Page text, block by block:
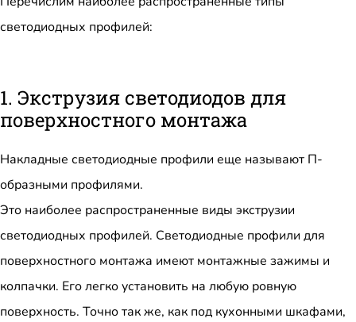
светодиодных профилей:
1. Экструзия светодиодов для
поверхностного монтажа
Накладные светодиодные профили еще называют П-
образными профилями.
Это наиболее распространенные виды экструзии
светодиодных профилей. Светодиодные профили для
поверхностного монтажа имеют монтажные зажимы и
колпачки. Его легко установить на любую ровную
поверхность. Точно так же, как под кухонными шкафами,